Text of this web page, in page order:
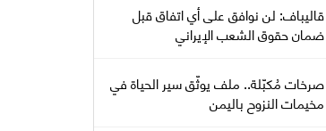
قاليباف: لن نوافق على أي اتفاق قبل
ضمان حقوق الشعب الإيراني
صرخات مُكبّلة.. ملف يوثّق سير الحياة في
مخيمات النزوح باليمن